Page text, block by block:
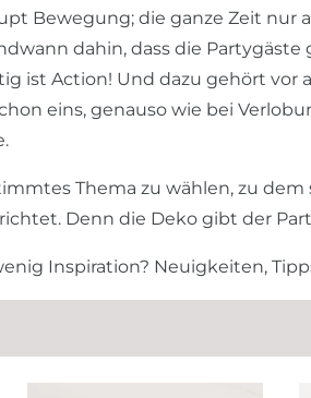
Bewegung; die ganze Zeit nur
dahin, dass die
ist Action! Und dazu gehört vor
eins, genauso wie bei
Thema zu wählen, zu
Denn die Deko gibt der
Inspiration? Neuigkeiten,